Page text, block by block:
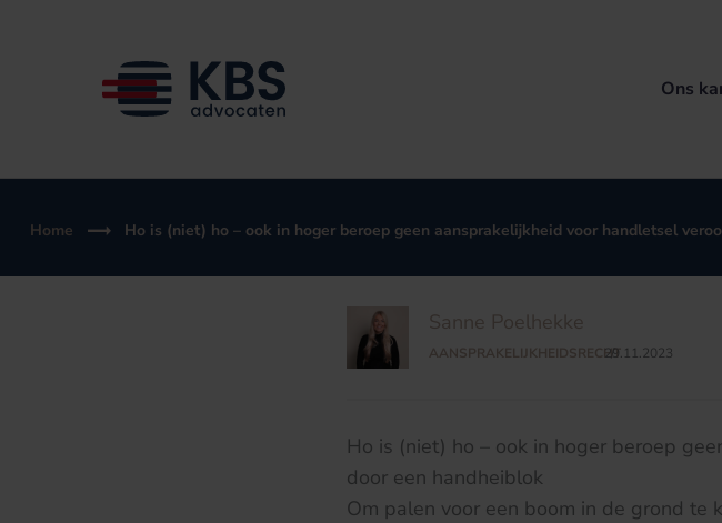
Ons
Home Ho is (niet) ho – ook in hoger beroep geen aansprakelijkheid voor handletsel
Sanne Poelhekke
AANSPRAKELIJKHEIDSRECHT
/
29.11.2023
Ho is (niet) ho – ook in hoger beroep
door een handheiblok
Om palen voor een boom in de grond te